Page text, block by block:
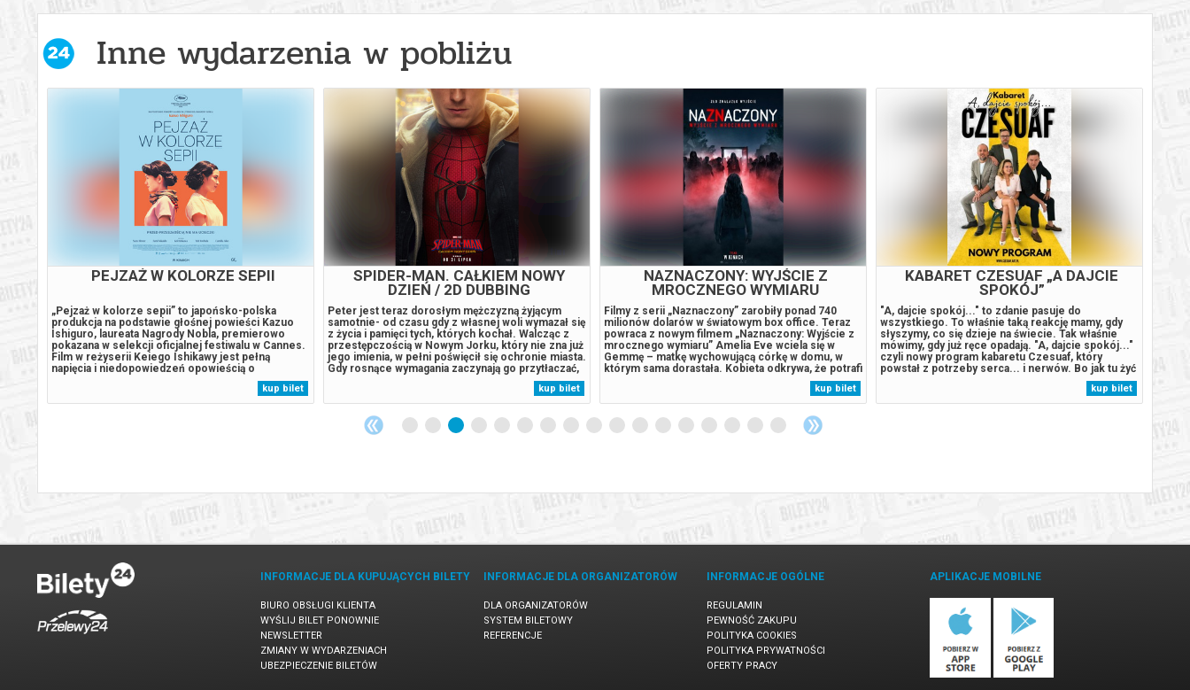
Inne wydarzenia w pobliżu
bilet
PEJZAŻ W KOLORZE SEPII
„Pejzaż w kolorze sepii” to japońsko-polska
produkcja na podstawie głośnej powieści Kazuo
Ishiguro, laureata Nagrody Nobla, premierowo
pokazana w selekcji oficjalnej festiwalu w Cannes.
Film w reżyserii Keiego Ishikawy jest pełną
napięcia i niedopowiedzeń opowieścią o
rodzinnych sekretach, pułapkach pamięci i kruchej
dwudziestopięcioletnia pisarka wychowana w
kup bilet
SPIDER-MAN. CAŁKIEM NOWY
DZIEŃ / 2D DUBBING
Peter jest teraz dorosłym mężczyzną żyjącym
samotnie- od czasu gdy z własnej woli wymazał się
z życia i pamięci tych, których kochał. Walcząc z
przestępczością w Nowym Jorku, który nie zna już
jego imienia, w pełni poświęcił się ochronie miasta.
Gdy rosnące wymagania zaczynają go przytłaczać,
presja wywołuje zaskakującą fizyczną przemianę,
która zagraża jego istnieniu, podczas gdy nowy,
niepokojący...
kup bilet
NAZNACZONY: WYJŚCIE Z
MROCZNEGO WYMIARU
Filmy z serii „Naznaczony” zarobiły ponad 740
milionów dolarów w światowym box office. Teraz
powraca z nowym filmem „Naznaczony: Wyjście z
mrocznego wymiaru” Amelia Eve wciela się w
Gemmę – matkę wychowującą córkę w domu, w
którym sama dorastała. Kobieta odkrywa, że potrafi
podróżować do wymiaru pełnego zagubionych
dusz. Gdy zaczyna ścigać ją coś złowrogiego,
Gemma uświadamia sobie, że posiada zdolność...
kup bilet
KABARET CZESUAF „A DAJCIE
SPOKÓJ”
"A, dajcie spokój..." to zdanie pasuje do
wszystkiego. To właśnie taką reakcję mamy, gdy
słyszymy, co się dzieje na świecie. Tak właśnie
mówimy, gdy już ręce opadają. "A, dajcie spokój..."
czyli nowy program kabaretu Czesuaf, który
powstał z potrzeby serca... i nerwów. Bo jak tu żyć
spokojnie, gdy wszystko dookoła aż prosi się o
komentarz? My nie wytrzymaliśmy i wy też nie
wytrzymacie... ze śmiechu....
kup bilet
INFORMACJE DLA KUPUJĄCYCH BILETY
BIURO OBSŁUGI KLIENTA
WYŚLIJ BILET PONOWNIE
NEWSLETTER
ZMIANY W WYDARZENIACH
UBEZPIECZENIE BILETÓW
INFORMACJE DLA ORGANIZATORÓW
DLA ORGANIZATORÓW
SYSTEM BILETOWY
REFERENCJE
INFORMACJE OGÓLNE
REGULAMIN
PEWNOŚĆ ZAKUPU
POLITYKA COOKIES
POLITYKA PRYWATNOŚCI
OFERTY PRACY
APLIKACJE MOBILNE